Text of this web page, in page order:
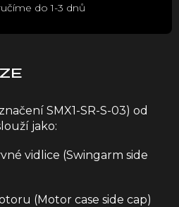
do 1-3 dnů
SMX1-SR-S-03) od
jako:
vidlice (Swingarm side
(Motor case side cap)